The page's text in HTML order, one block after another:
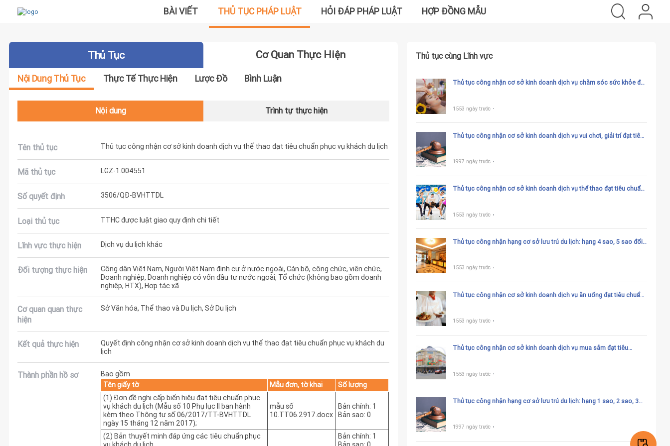
BÀI VIẾT THỦ TỤC PHÁP LUẬT HỎI ĐÁP PHÁP LUẬT HỢP ĐỒNG MẪU
Thủ Tục Cơ Quan Thực Hiện
Nội Dung Thủ Tục Thực Tế Thực Hiện Lược Đồ Bình Luận
Nội dung Trình tự thực hiện
Tên thủ tục Thủ tục công nhận cơ sở kinh doanh dịch vụ thể thao đạt tiêu chuẩn phục vụ khách du lịch
Mã thủ tục LGZ-1.004551
Số quyết định 3506/QĐ-BVHTTDL
Loại thủ tục TTHC được luật giao quy định chi tiết
Lĩnh vực thực hiện Dịch vụ du lịch khác
Đối tượng thực hiện
Công dân Việt Nam, Người Việt Nam định cư ở nước ngoài, Cán bộ, công chức, viên chức,
Doanh nghiệp, Doanh nghiệp có vốn đầu tư nước ngoài, Tổ chức (không bao gồm doanh
nghiệp, HTX), Hợp tác xã
Cơ quan quan thực
hiện
Sở Văn hóa, Thể thao và Du lịch, Sở Du lịch
Kết quả thực hiện
Quyết định công nhận cơ sở kinh doanh dịch vụ thể thao đạt tiêu chuẩn phục vụ khách du
lịch
Thành phần hồ sơ
Bao gồm
Tên giấy tờ
Mẫu đơn, tờ khai
Số lượng
(1) Đơn đề nghị cấp biển hiệu đạt tiêu chuẩn phục
vụ khách du lịch (Mẫu số 10 Phụ lục II ban hành
kèm theo Thông tư số 06/2017/TT-BVHTTDL
ngày 15 tháng 12 năm 2017);
mẫu số
10.TT06.2917.docx
Bản chính: 1
Bản sao: 0
(2) Bản thuyết minh đáp ứng các tiêu chuẩn phục
Bản chính: 1
Thủ tục cùng Lĩnh vực
Thủ tục công nhận cơ sở kinh doanh dịch vụ chăm sóc sức khỏe đạt
1553 ngày trước
Thủ tục công nhận cơ sở kinh doanh dịch vụ vui chơi, giải trí đạt tiêu
1997 ngày trước
Thủ tục công nhận cơ sở kinh doanh dịch vụ thể thao đạt tiêu chuẩn
1553 ngày trước
Thủ tục công nhận hạng cơ sở lưu trú du lịch: hạng 4 sao, 5 sao đối
1553 ngày trước
Thủ tục công nhận cơ sở kinh doanh dịch vụ ăn uống đạt tiêu chuẩn
1553 ngày trước
Thủ tục công nhận cơ sở kinh doanh dịch vụ mua sắm đạt tiêu
1553 ngày trước
Thủ tục công nhận hạng cơ sở lưu trú du lịch: hạng 1 sao, 2 sao, 3
1997 ngày trước